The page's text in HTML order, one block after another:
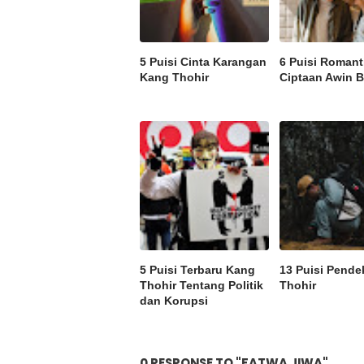
5 Puisi Cinta Karangan
Kang Thohir
6 Puisi
Ciptaan Awin
5 Puisi Terbaru Kang
Thohir Tentang Politik
dan Korupsi
13 Puisi
Thohir